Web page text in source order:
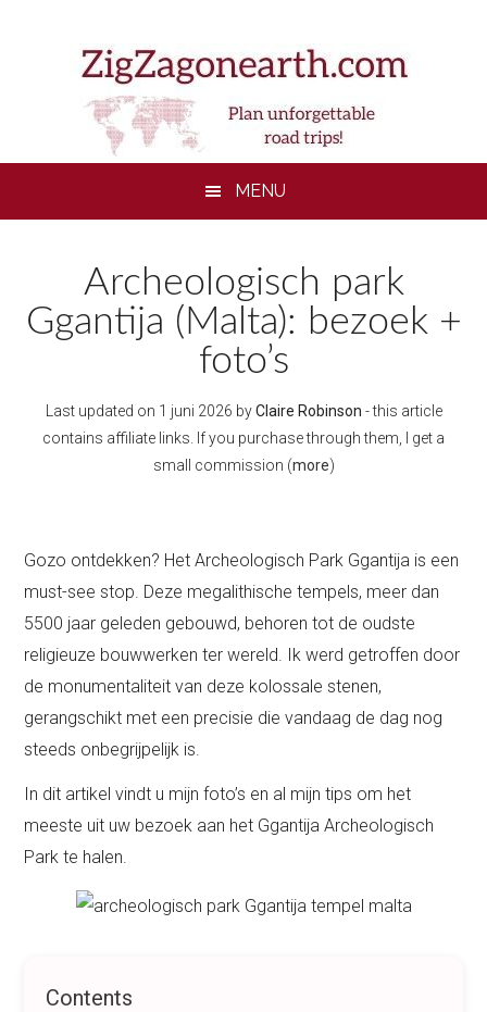
MENU
Archeologisch park
Ggantija (Malta): bezoek +
foto’s
Last updated on 1 juni 2026 byClaire Robinson - this article
contains affiliate links. If you purchase through them, I get a
small commission (more)
Gozo ontdekken? Het Archeologisch Park Ggantija is een
must-see stop. Deze megalithische tempels, meer dan
5500 jaar geleden gebouwd, behoren tot de oudste
religieuze bouwwerken ter wereld. Ik werd getroffen door
de monumentaliteit van deze kolossale stenen,
gerangschikt met een precisie die vandaag de dag nog
steeds onbegrijpelijk is.
In dit artikel vindt u mijn foto’s en al mijn tips om het
meeste uit uw bezoek aan het Ggantija Archeologisch
Park te halen.
Contents